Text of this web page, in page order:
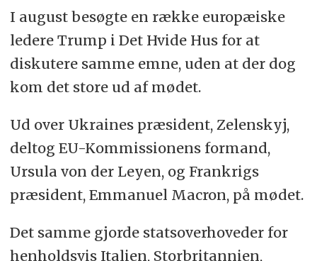
I august besøgte en række europæiske
ledere Trump i Det Hvide Hus for at
diskutere samme emne, uden at der dog
kom det store ud af mødet.
Ud over Ukraines præsident, Zelenskyj,
deltog EU-Kommissionens formand,
Ursula von der Leyen, og Frankrigs
præsident, Emmanuel Macron, på mødet.
Det samme gjorde statsoverhoveder for
henholdsvis Italien, Storbritannien,